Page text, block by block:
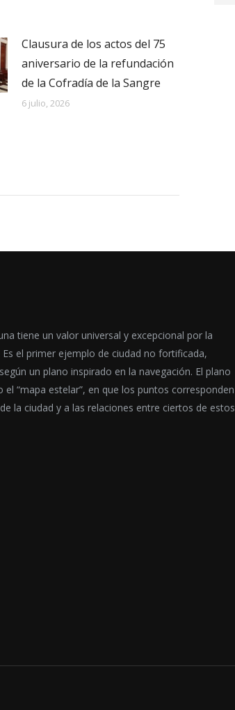
Clausura de los actos del 75
aniversario de la refundación
de la Cofradía de la Sangre
6 julio, 2026
tiene un valor universal y excepcional por la
el primer ejemplo de ciudad no fortificada,
un plano inspirado en la navegación. El plano
el “mapa estelar”, en que los puntos corresponden
la ciudad y a las relaciones entre ciertos de estos